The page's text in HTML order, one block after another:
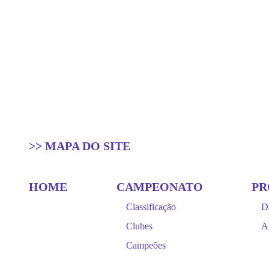
>> MAPA DO SITE
HOME CAMPEONATO
Classificação
Clubes
Campeões